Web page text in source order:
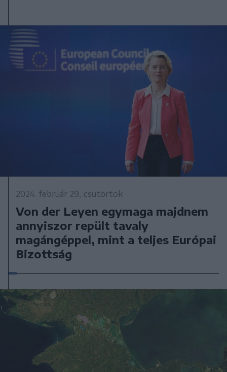
2024. február 29., csütörtök
Von der Leyen egymaga majdnem
annyiszor repült tavaly
magángéppel, mint a teljes Európai
Bizottság